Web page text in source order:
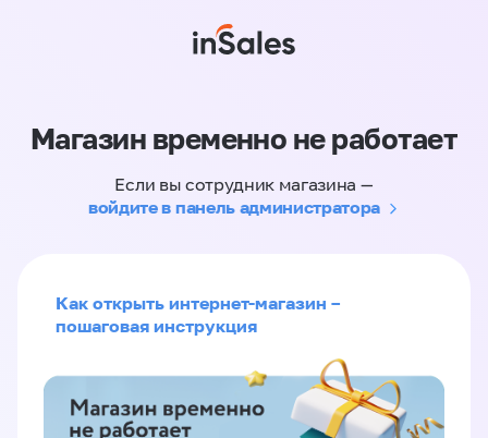
Магазин временно не работает
Если вы сотрудник магазина —
войдите в панель администратора
Как открыть интернет-магазин –
пошаговая инструкция